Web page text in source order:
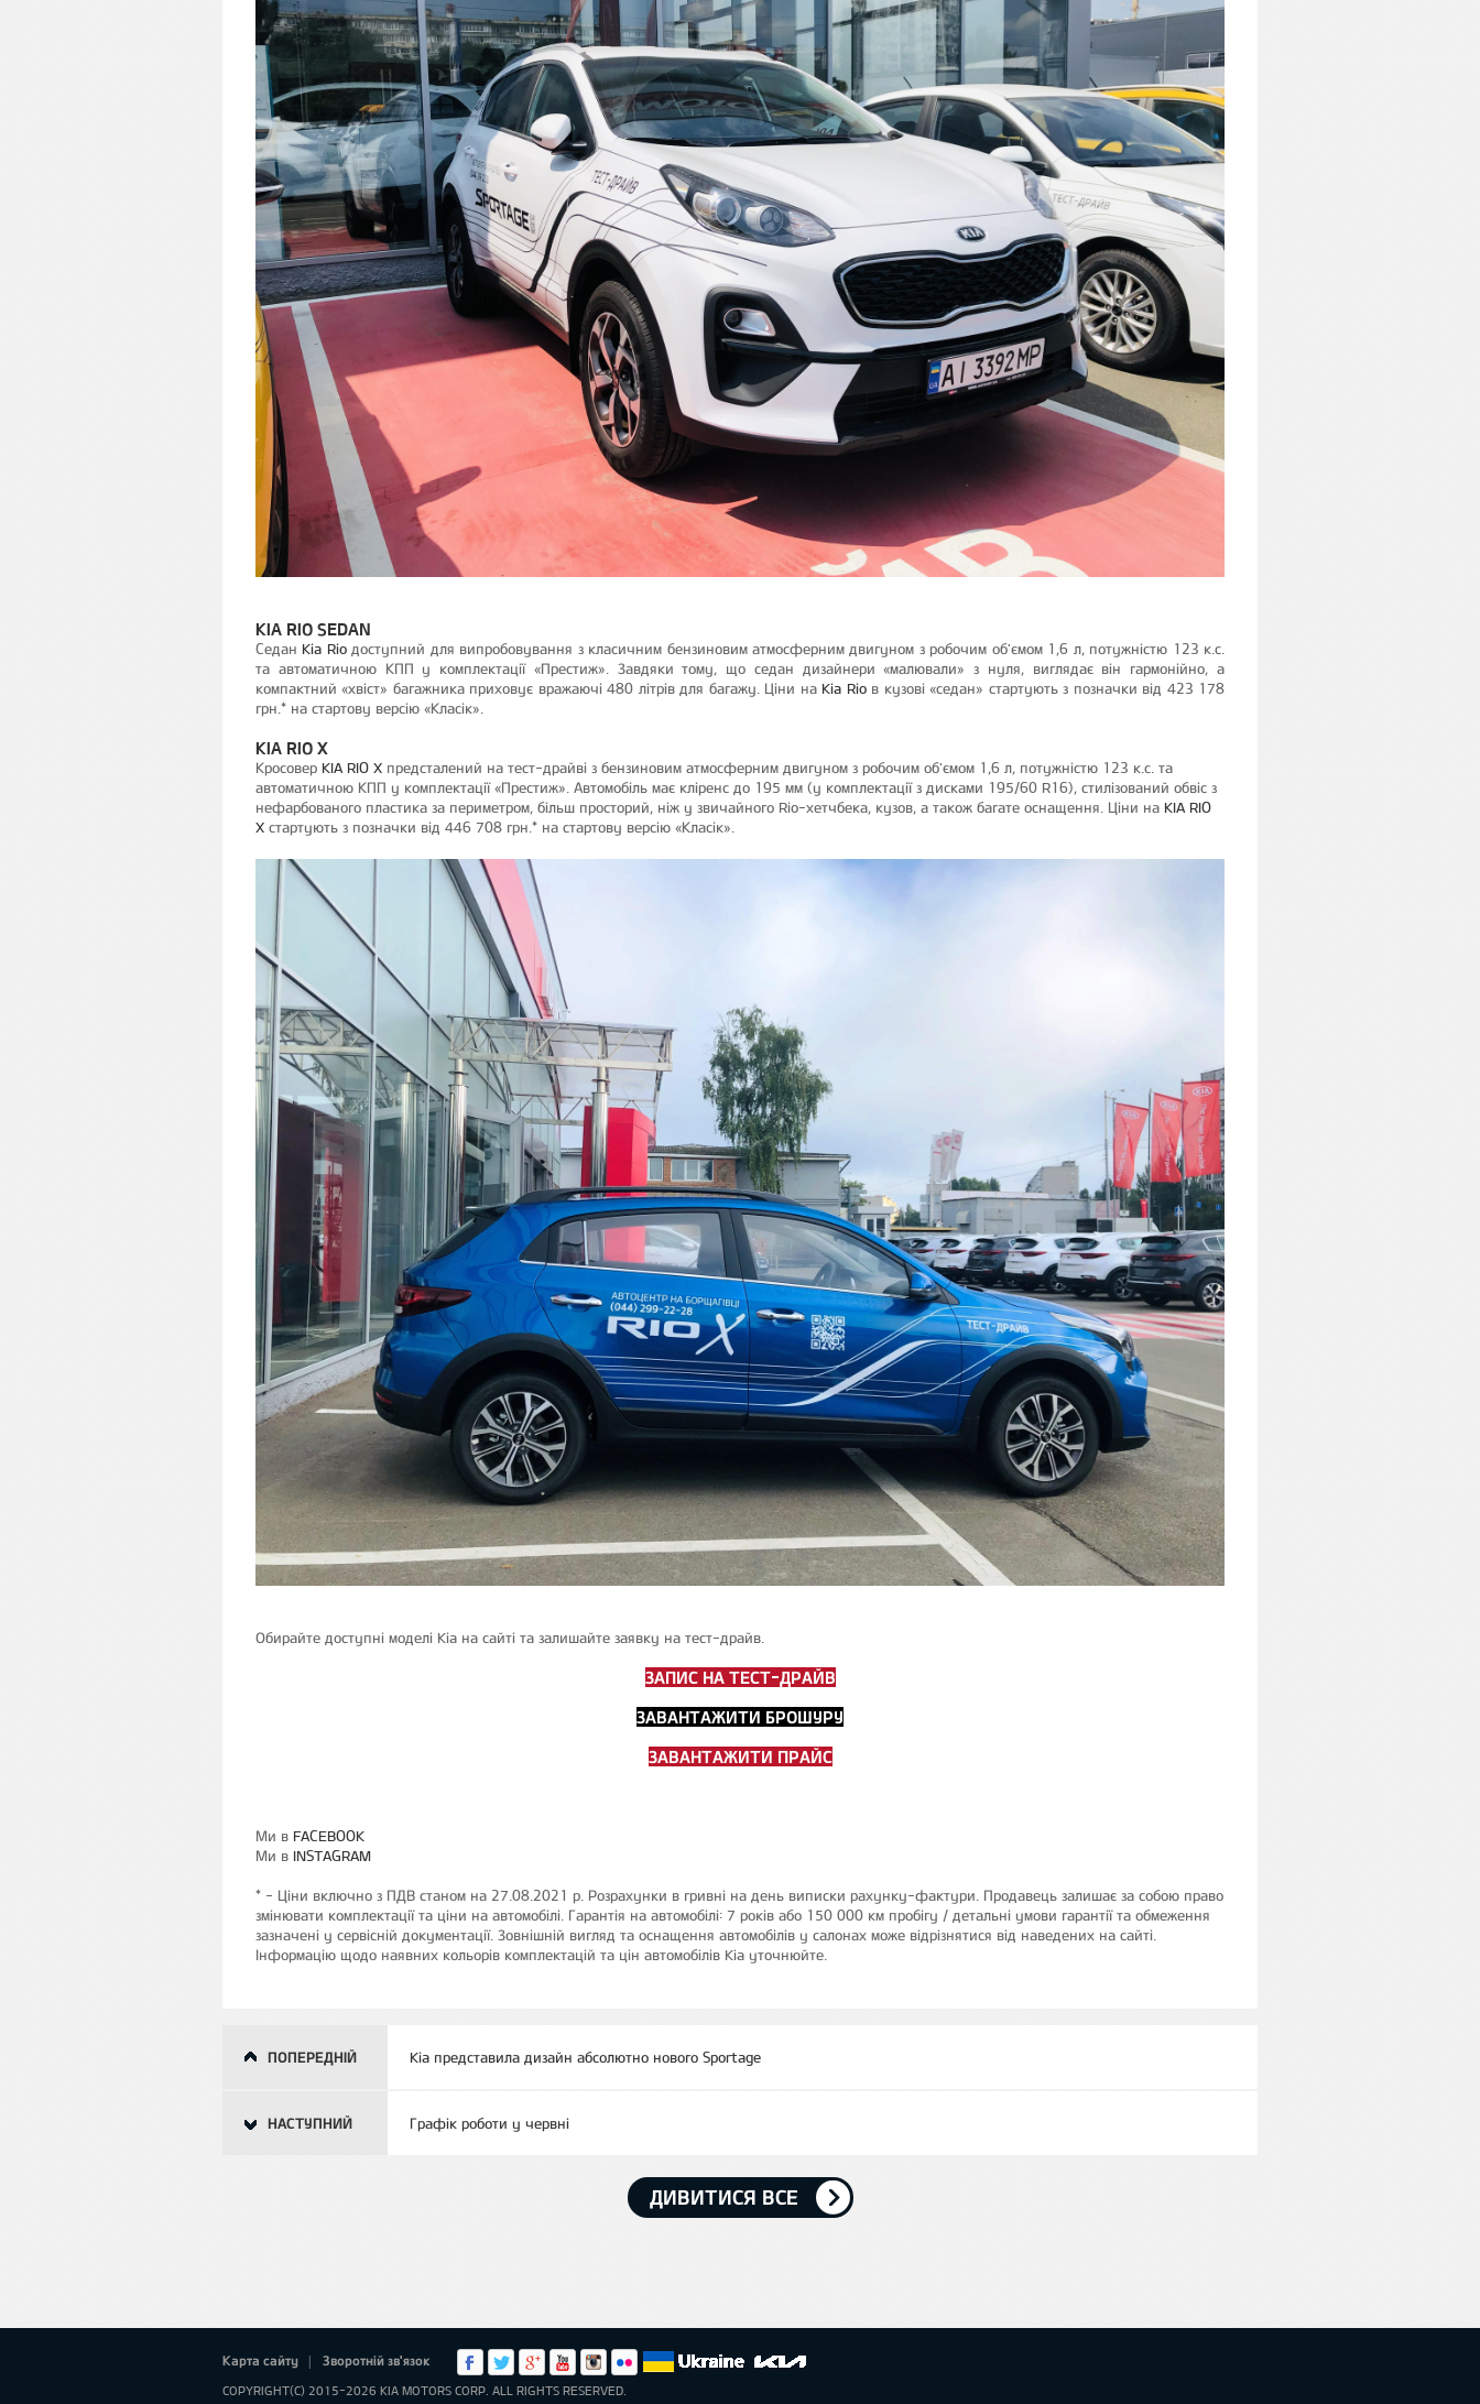
KIA RIO SEDAN
Cедан Kia Rioдоступний для випробовування з класичним бензиновим атмосферним двигуном з робочим об'ємом 1,6 л, потужністю 123 к.с.
та автоматичною КПП у комплектації «Престиж». Завдяки тому, що седан дизайнери «малювали» з нуля, виглядає він гармонійно, а
компактний «хвіст» багажника приховує вражаючі 480 літрів для багажу. Ціни на Kia Rioв кузові «седан» стартують з позначки від 423 178
грн.* на стартову версію «Класік».
KIA RIO X
Кросовер KIA RIO X предсталений на тест-драйві з бензиновим атмосферним двигуном з робочим об'ємом 1,6 л, потужністю 123 к.с. та
автоматичною КПП у комплектації «Престиж». Автомобіль має кліренс до 195 мм (у комплектації з дисками 195/60 R16), стилізований обвіс з
нефарбованого пластика за периметром, більш просторий, ніж у звичайного Rio-хетчбека, кузов, а також багате оснащення. Ціни на KIA RIO
X стартують з позначки від 446 708 грн.* на стартову версію «Класік».
Обирайте доступні моделі Kia на сайті та залишайте заявку на тест-драйв.
ЗАПИС НА ТЕСТ-ДРАЙВ
ЗАВАНТАЖИТИ БРОШУРУ
ЗАВАНТАЖИТИ ПРАЙС
Ми в FACEBOOK
Ми в INSTAGRAM
* - Ціни включно з ПДВ станом на 27.08.2021 р. Розрахунки в гривні на день виписки рахунку-фактури. Продавець залишає за собою право
змінювати комплектації та ціни на автомобілі. Гарантія на автомобілі: 7 років або 150 000 км пробігу / детальні умови гарантії та обмеження
зазначені у сервісній документації. Зовнішній вигляд та оснащення автомобілів у салонах може відрізнятися від наведених на сайті.
Інформацію щодо наявних кольорів комплектацій та цін автомобілів Kia уточнюйте.
ПОПЕРЕДНІЙ Kia представила дизайн абсолютно нового Sportage
НАСТУПНИЙ Графік роботи у червні
ДИВИТИСЯ ВСЕ
Карта сайту Зворотній зв'язок
COPYRIGHT(C) 2015-2026 KIA MOTORS CORP. ALL RIGHTS RESERVED.